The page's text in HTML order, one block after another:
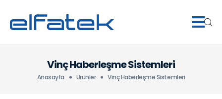
Vinç Haberleşme Sistemleri
Anasayfa Ürünler Vinç Haberleşme Sistemleri